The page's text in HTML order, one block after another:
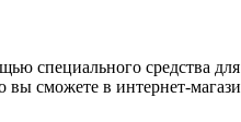
специального средства
вы сможете в интернет-